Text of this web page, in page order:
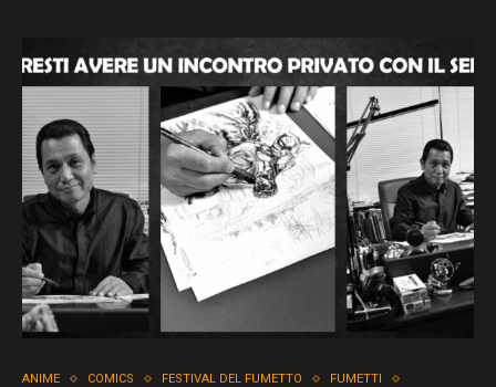
ANIME COMICS FESTIVAL DEL FUMETTO
FUMETTI